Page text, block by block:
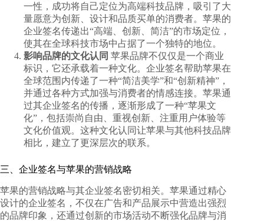
一性，成功将自己定位为高端科技品牌，吸引了大
量愿意为创新、设计和品质买单的消费者。苹果的
企业签名传递出“高端、创新、简洁”的市场定位，
使其在全球科技市场中占据了一个独特的地位。
影响品牌的文化认同 苹果品牌不仅仅是一个商业
标识，它还承载着一种文化。企业签名帮助苹果在
全球范围内传递了一种“简洁美学”和“创新精神”，
并通过各种方式加强与消费者的情感连接。苹果通
过其企业签名的传播，逐渐形成了一种“苹果文
化”，包括崇尚自由、重视创新、注重用户体验等
文化价值观。这种文化认同让苹果与其他科技品牌
相比，建立了更深层次的联系。
三、企业签名与苹果的营销战略
苹果的营销战略与其企业签名密切相关。苹果通过精心
设计的企业签名，不仅在广告和产品展示中营造出强烈
的品牌印象，还通过创新的市场活动不断强化品牌与消